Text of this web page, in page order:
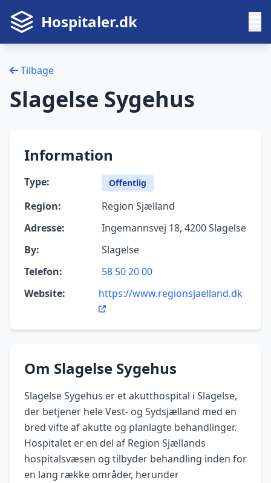
Hospitaler.dk
Tilbage
Slagelse Sygehus
Information
Type: Offentlig
Region:
Region Sjælland
Adresse:
Ingemannsvej 18, 4200 Slagelse
By:
Slagelse
Telefon:
58 50 20 00
Website:
https://www.regionsjaelland.dk
Om Slagelse Sygehus
Slagelse Sygehus er et akutthospital i Slagelse,
der betjener hele Vest- og Sydsjælland med en
bred vifte af akutte og planlagte behandlinger.
Hospitalet er en del af Region Sjællands
hospitalsvæsen og tilbyder behandling inden for
en lang række områder, herunder